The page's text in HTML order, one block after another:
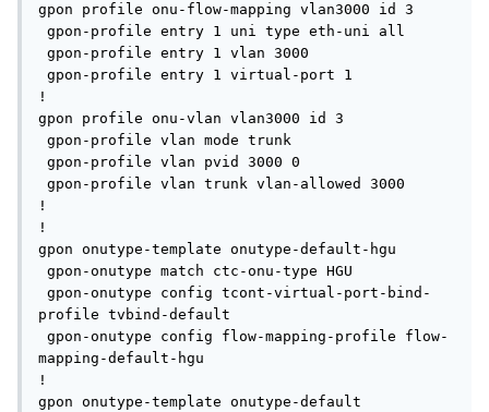
gpon profile onu-flow-mapping vlan3000 id 3
gpon-profile entry 1 uni type eth-uni all
gpon-profile entry 1 vlan 3000
gpon-profile entry 1 virtual-port 1
!
gpon profile onu-vlan vlan3000 id 3
gpon-profile vlan mode trunk
gpon-profile vlan pvid 3000 0
gpon-profile vlan trunk vlan-allowed 3000
!
!
gpon onutype-template onutype-default-hgu
gpon-onutype match ctc-onu-type HGU
gpon-onutype config tcont-virtual-port-bind-
profile tvbind-default
gpon-onutype config flow-mapping-profile flow-
mapping-default-hgu
!
gpon onutype-template onutype-default